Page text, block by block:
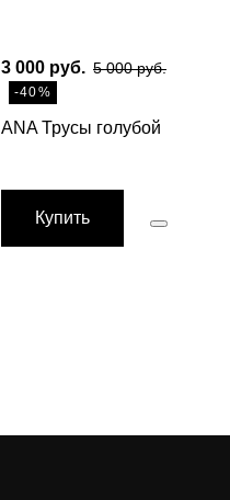
3 000 руб. 5 000 руб.
-40%
ANA Трусы голубой
Купить